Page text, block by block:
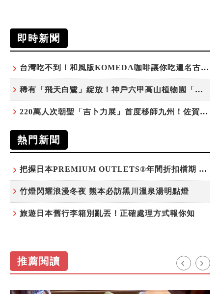
即時新聞
台灣吃不到！和風版KOMEDA咖啡讓你吃遍名古屋在地美食
稀有「飛天白鷺」綻放！神戶六甲高山植物園「鷺草」珍貴現身
220萬人次朝聖「吉卜力展」首度移師九州！佐賀站早鳥平日套票8/10搶先開賣
熱門新聞
把握日本PREMIUM OUTLETS®年間折扣檔期 越買越划算
竹燈閃耀浪漫冬夜 熊本必訪黑川溫泉湯明點燈
旅遊日本舊行李箱別亂丟！正確處理方式報你知
推薦閱讀